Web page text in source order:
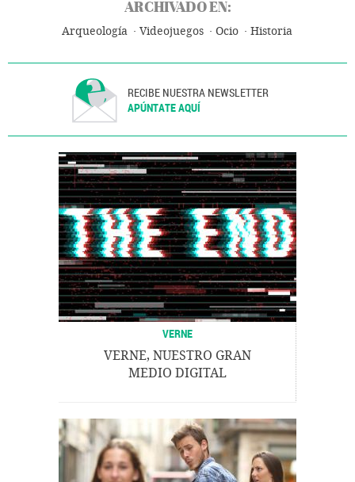
ARCHIVADO EN:
Arqueología Videojuegos Ocio Historia
RECIBE NUESTRA NEWSLETTER
APÚNTATE AQUÍ
VERNE
VERNE, NUESTRO GRAN
MEDIO DIGITAL